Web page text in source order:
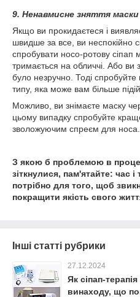
9. Ненавмисне зняття маски
Якщо ви прокидаєтеся і
швидше за все, ви неспокійно
спробувати носо-ротову сіпап
тримається на обличчі. Або
було незручно. Тоді спробуйте
типу, яка може вам більше
Можливо, ви знімаєте маску
цьому випадку спробуйте краще
зволожуючим спреєм для носа.
З якою б проблемою в
зіткнулися, пам'ятайте: час
потрібно для того, щоб
покращити якість свого
Інші статті рубрики
27.12.2024
Як сіпап-
винаходу, що